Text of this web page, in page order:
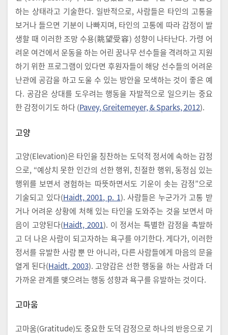
하는 상태라고 기술한다. 일반적으로, 사람들은 타인의 고통을
보거나 들으면 기분이 나빠지며, 타인의 고통에 따라 감정이 발
생할 때 이러한 조망 수용(眺望受容) 성향이 나타난다. 가령 어
려운 여건에서 운동을 하는 어린 꿈나무 선수들을 격려하고 지원
하기 위한 프로그램이 있다면 후원자들이 해당 선수들의 어려운
난관에 공감을 하고 도울 수 있는 방안을 모색하는 것이 좋은 예
다. 공감은 상대를 도우려는 행동을 자발적으로 일으키는 중요
한 감정이기도 하다 (Pavey, Greitemeyer, & Sparks, 2012).
고양
고양(Elevation)은 타인을 칭찬하는 도덕적 정서에 속하는 감정
으로, “예상치 못한 인간의 선한 행위, 친절한 행위, 동정심 있는
행위를 보면서 경험하는 따뜻하면서도 기운이 솟는 감정”으로
기술되고 있다(Haidt, 2001, p. 1). 사람들은 누군가가 고통 받
거나 어려운 상황에 처해 있는 타인을 도와주는 것을 보면서 마
음이 고양된다(Haidt, 2001). 이 정서는 특별한 감정을 촉발하
고 더 나은 사람이 되고자하는 욕구를 야기한다. 게다가, 이러한
정서를 유발한 사람 뿐 만 아니라, 다른 사람들에게 마음의 문을
열게 된다(Haidt, 2003). 고양감은 선한 행동을 하는 사람과 더
가까운 관계를 맺으려는 행동 성향과 욕구를 유발하는 것이다.
고마움
고마움(Gratitude)도 중요한 도덕 감정으로 하나의 반응으로 기